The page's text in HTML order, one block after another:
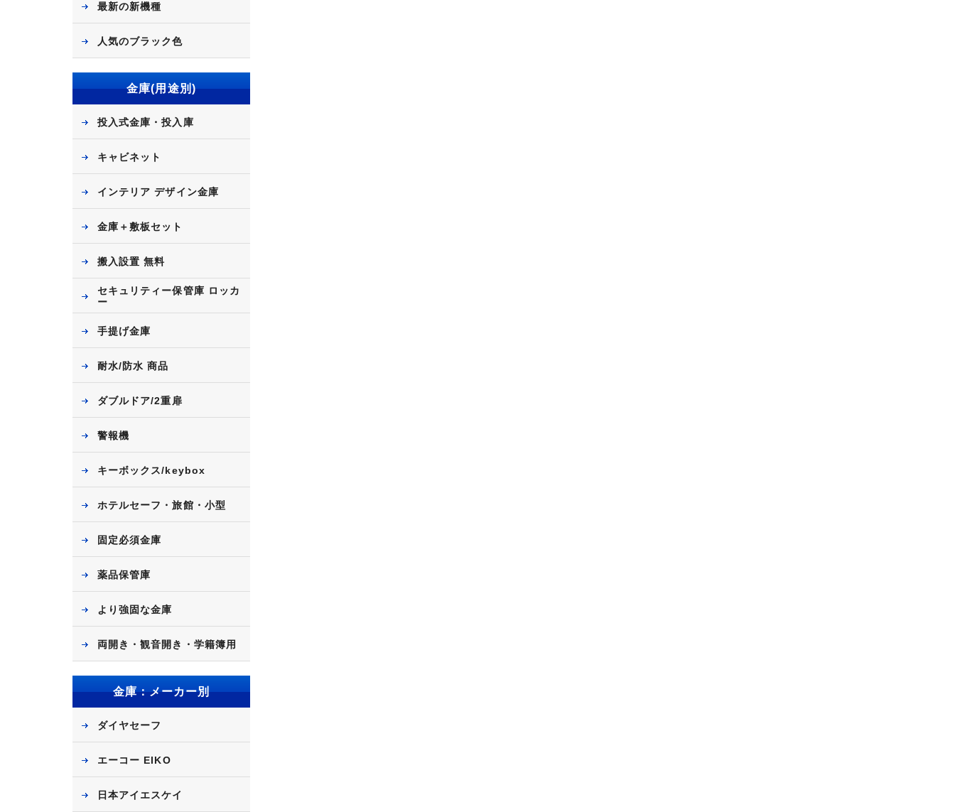
最新の新機種
人気のブラック色
金庫(用途別)
投入式金庫・投入庫
キャビネット
インテリア デザイン金庫
金庫＋敷板セット
搬入設置 無料
セキュリティー保管庫 ロッカ
ー
手提げ金庫
耐水/防水 商品
ダブルドア/2重扉
警報機
キーボックス/keybox
ホテルセーフ・旅館・小型
固定必須金庫
薬品保管庫
より強固な金庫
両開き・観音開き・学籍簿用
金庫：メーカー別
ダイヤセーフ
エーコー EIKO
日本アイエスケイ